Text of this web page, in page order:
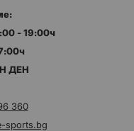
- 19:00ч
ДЕН
360
sports.bg